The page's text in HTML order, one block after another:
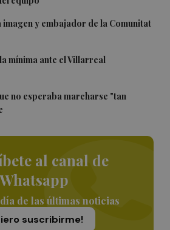
y embajador de la Comunitat
mínima ante el Villarreal
no esperaba marcharse "tan
al canal de
Whatsapp
de las últimas noticias
suscribirme!